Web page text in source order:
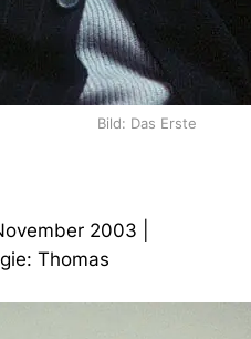
Bild: Das Erste
2003 |
Thomas